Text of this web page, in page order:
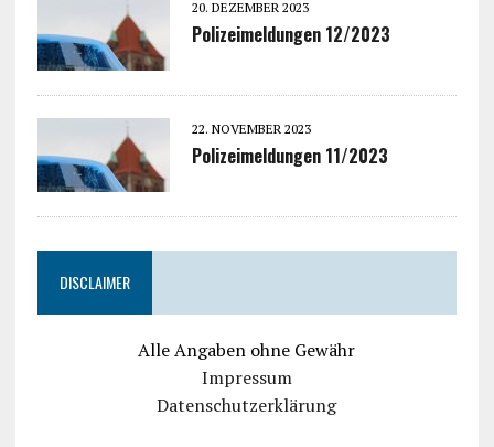
20. DEZEMBER 2023
Polizeimeldungen 12/2023
22. NOVEMBER 2023
Polizeimeldungen 11/2023
DISCLAIMER
Alle Angaben ohne Gewähr
Impressum
Datenschutzerklärung